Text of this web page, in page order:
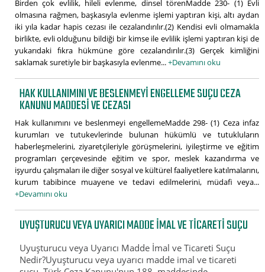
Birden çok evlilik, hileli evlenme, dinsel törenMadde 230- (1) Evli
olmasına rağmen, başkasıyla evlenme işlemi yaptıran kişi, altı aydan
iki yıla kadar hapis cezası ile cezalandırılır.(2) Kendisi evli olmamakla
birlikte, evli olduğunu bildiği bir kimse ile evlilik işlemi yaptıran kişi de
yukarıdaki fıkra hükmüne göre cezalandırılır.(3) Gerçek kimliğini
saklamak suretiyle bir başkasıyla evlenme...+Devamını oku
HAK KULLANIMINI VE BESLENMEYI ENGELLEME SUÇU CEZA
KANUNU MADDESI VE CEZASI
Hak kullanımını ve beslenmeyi engellemeMadde 298- (1) Ceza infaz
kurumları ve tutukevlerinde bulunan hükümlü ve tutukluların
haberleşmelerini, ziyaretçileriyle görüşmelerini, iyileştirme ve eğitim
programları çerçevesinde eğitim ve spor, meslek kazandırma ve
işyurdu çalışmaları ile diğer sosyal ve kültürel faaliyetlere katılmalarını,
kurum tabibince muayene ve tedavi edilmelerini, müdafi veya...
+Devamını oku
UYUŞTURUCU VEYA UYARICI MADDE İMAL VE TICARETI SUÇU
Uyuşturucu veya Uyarıcı Madde İmal ve Ticareti Suçu
Nedir?Uyuşturucu veya uyarıcı madde imal ve ticareti